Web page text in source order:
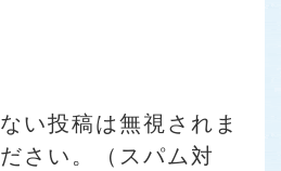
い投稿は無視されま
さい。（スパム対